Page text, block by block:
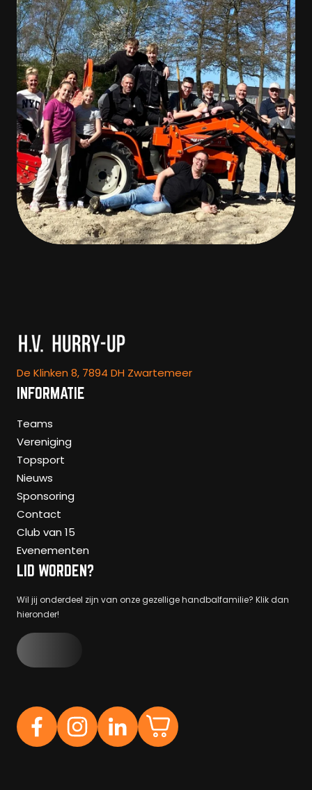
De Klinken 8, 7894 DH Zwartemeer
INFORMATIE
Teams
Vereniging
Topsport
Nieuws
Sponsoring
Contact
Club van 15
Evenementen
LID WORDEN?
Wil jij onderdeel zijn van onze gezellige handbalfamilie? Klik dan
hieronder!